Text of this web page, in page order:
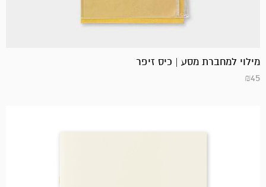
מילוי למחברת מסע | כיס זיפר
₪45